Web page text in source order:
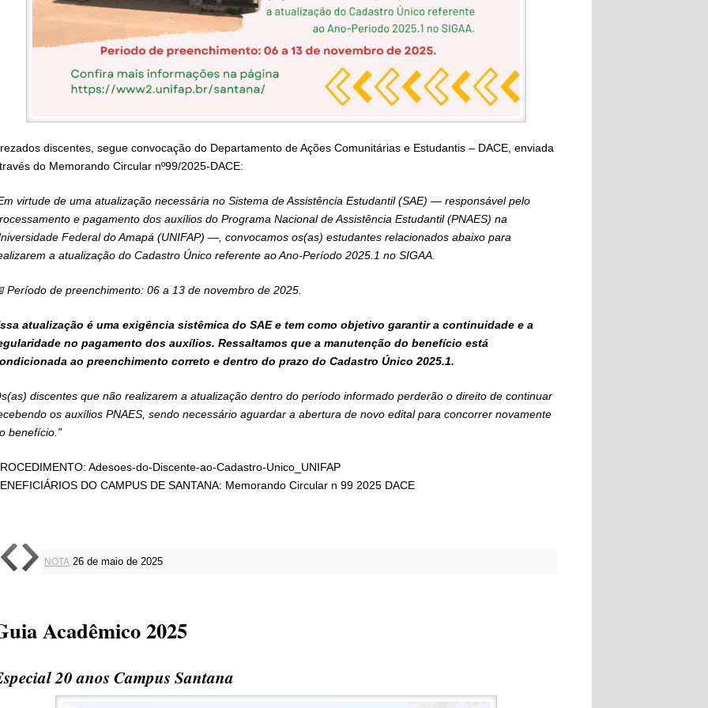
discentes, segue convocação do Departamento de Ações Comunitárias e Estudantis – DACE, enviada
do Memorando Circular nº99/2025-DACE:
virtude de uma atualização necessária no Sistema de Assistência Estudantil (SAE) — responsável pelo
e pagamento dos auxílios do Programa Nacional de Assistência Estudantil (PNAES) na
Federal do Amapá (UNIFAP) —, convocamos os(as) estudantes relacionados abaixo para
a atualização do Cadastro Único referente ao Ano-Período 2025.1 no SIGAA.
Período de preenchimento: 06 a 13 de novembro de 2025.
atualização é uma exigência sistêmica do SAE e tem como objetivo garantir a continuidade e a
no pagamento dos auxílios. Ressaltamos que a manutenção do benefício está
ao preenchimento correto e dentro do prazo do Cadastro Único 2025.1.
discentes que não realizarem a atualização dentro do período informado perderão o direito de continuar
os auxílios PNAES, sendo necessário aguardar a abertura de novo edital para concorrer novamente
benefício.”
Adesoes-do-Discente-ao-Cadastro-Unico_UNIFAP
DO CAMPUS DE SANTANA: Memorando Circular n 99 2025 DACE
NOTA 26 de maio de 2025
Acadêmico 2025
20 anos Campus Santana